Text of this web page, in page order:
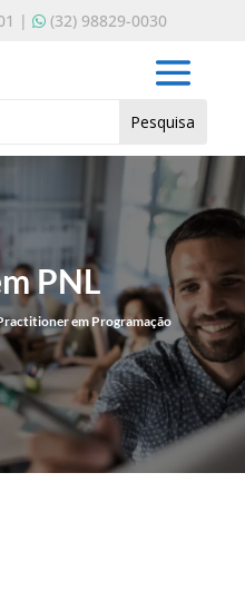
| (32) 98829-0030
PNL
em Programação